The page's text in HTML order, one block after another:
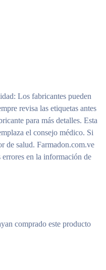
: Los fabricantes pueden
revisa las etiquetas antes
para más detalles. Esta
el consejo médico. Si
de salud. Farmadon.com.ve
errores en la información de
comprado este producto